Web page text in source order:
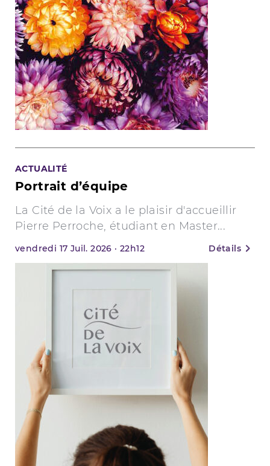
ACTUALITÉ
Portrait d’équipe
La Cité de la Voix a le plaisir d'accueillir
Pierre Perroche, étudiant en Master...
vendredi 17 Juil. 2026 ·22h12 Détails